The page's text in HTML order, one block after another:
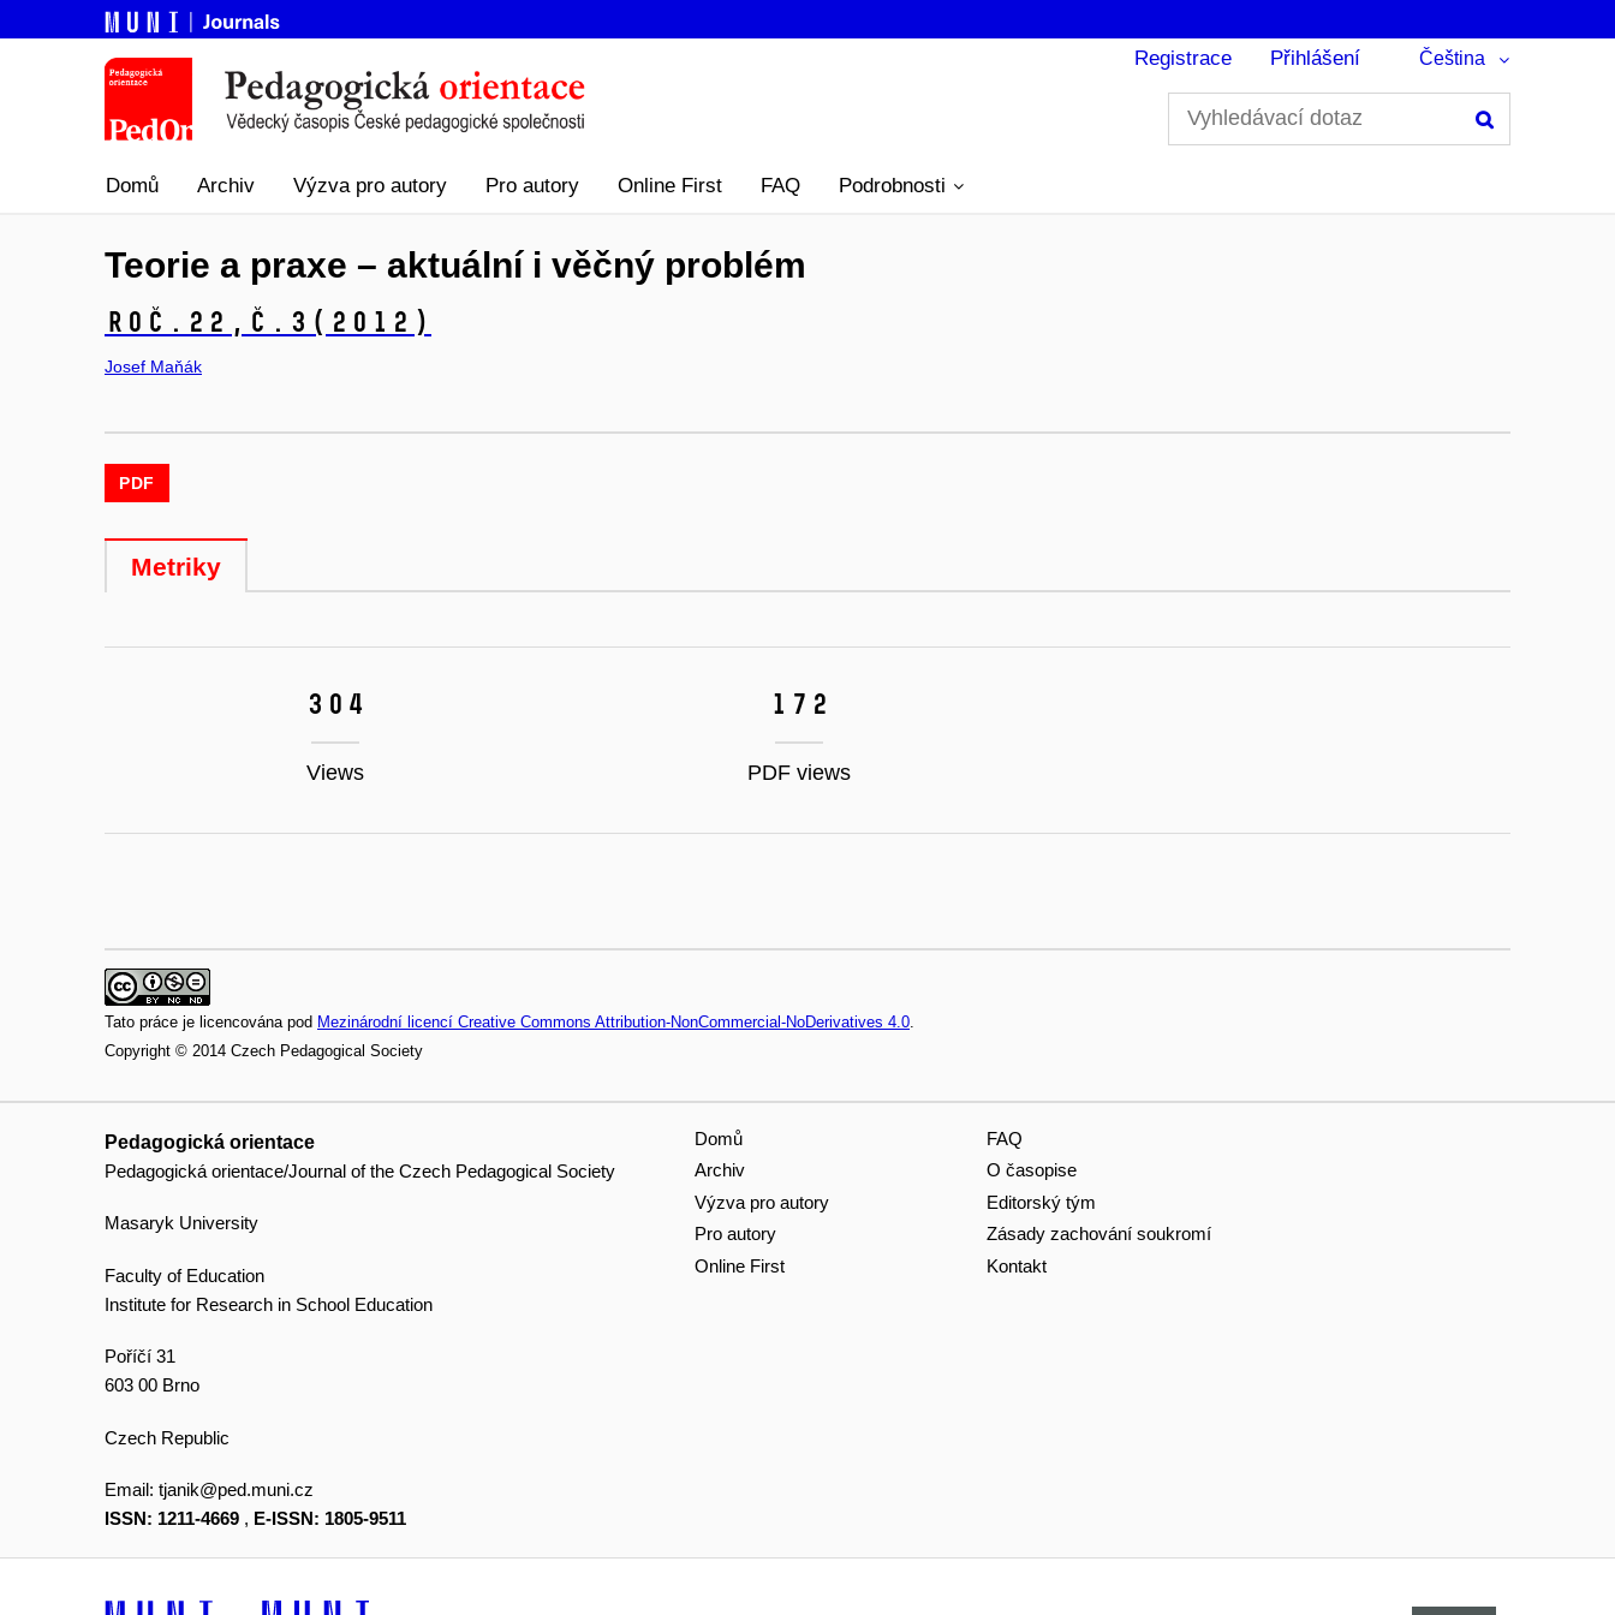
Registrace Přihlášení Čeština
Domů Archiv Výzva pro autory Pro autory Online First FAQ Podrobnosti
Teorie a praxe – aktuální i věčný problém
Roč.22, č.3 (2012)
Josef Maňák
PDF
Metriky
304
Views
172
PDF views
Tato práce je licencována pod Mezinárodní licencí Creative Commons Attribution-NonCommercial-NoDerivatives 4.0.
Copyright © 2014 Czech Pedagogical Society
Pedagogická orientace
Pedagogická orientace/Journal of the Czech Pedagogical Society
Masaryk University
Faculty of Education
Institute for Research in School Education
Poříčí 31
603 00 Brno
Czech Republic
Email: tjanik@ped.muni.cz
ISSN: 1211-4669 , E-ISSN: 1805-9511
Domů
Archiv
Výzva pro autory
Pro autory
Online First
FAQ
O časopise
Editorský tým
Zásady zachování soukromí
Kontakt